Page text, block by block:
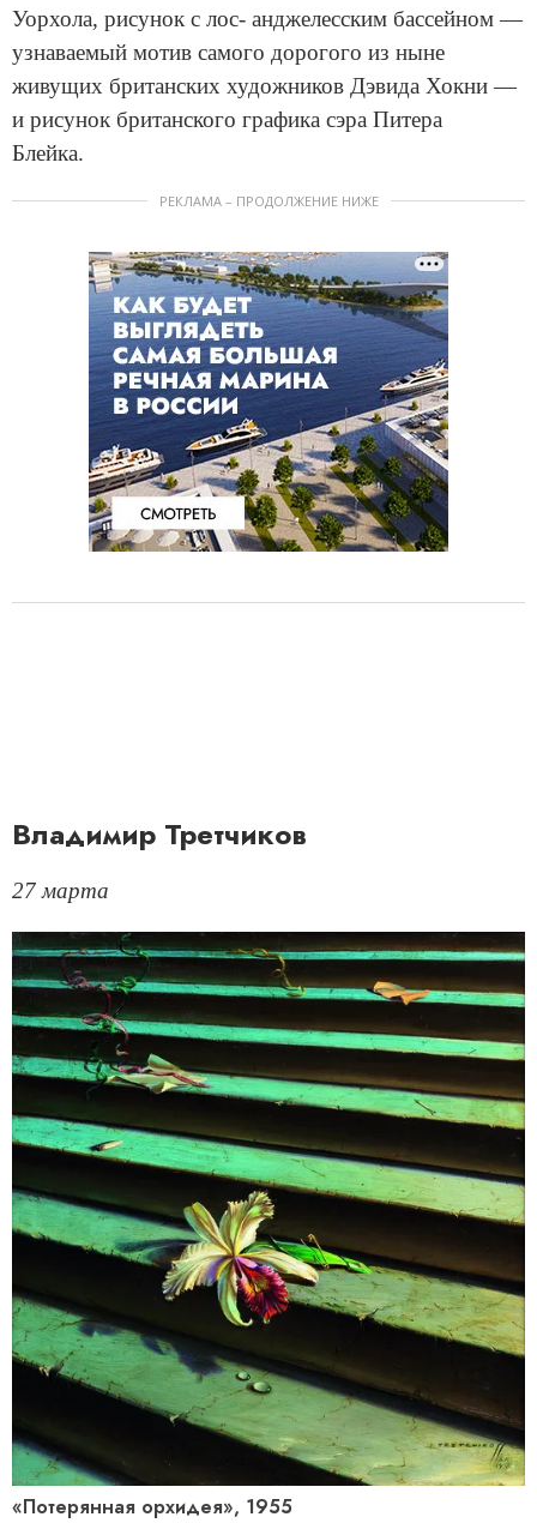
Уорхола, рисунок с лос- анджелесским бассейном —
узнаваемый мотив самого дорогого из ныне
живущих британских художников Дэвида Хокни —
и рисунок британского графика сэра Питера
Блейка.
РЕКЛАМА – ПРОДОЛЖЕНИЕ НИЖЕ
Владимир Третчиков
27 марта
«Потерянная орхидея», 1955